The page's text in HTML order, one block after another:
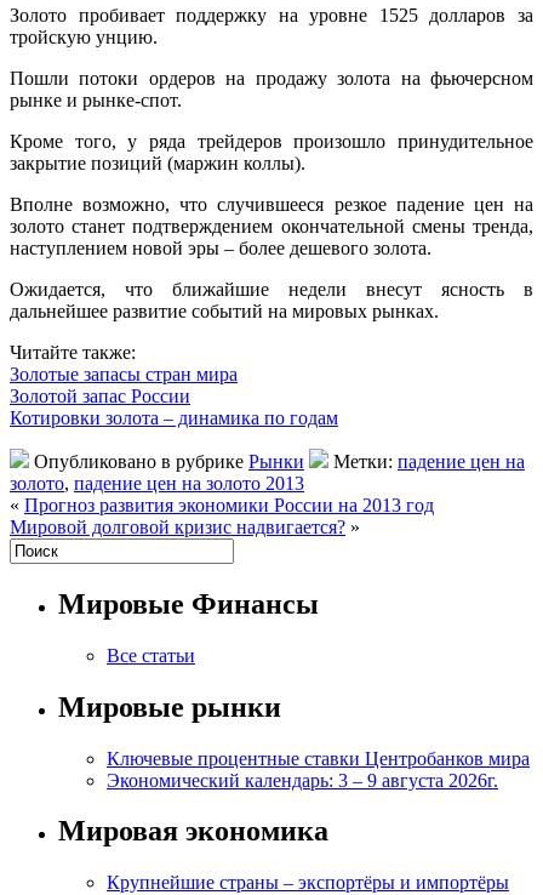
Золото пробивает поддержку на уровне 1525 долларов за
тройскую унцию.
Пошли потоки ордеров на продажу золота на фьючерсном
рынке и рынке-спот.
Кроме того, у ряда трейдеров произошло принудительное
закрытие позиций (маржин коллы).
Вполне возможно, что случившееся резкое падение цен на
золото станет подтверждением окончательной смены тренда,
наступлением новой эры – более дешевого золота.
Ожидается, что ближайшие недели внесут ясность в
дальнейшее развитие событий на мировых рынках.
Читайте также:
Золотые запасы стран мира
Золотой запас России
Котировки золота – динамика по годам
Опубликовано в рубрике Рынки Метки: падение цен на
золото, падение цен на золото 2013
« Прогноз развития экономики России на 2013 год
Мировой долговой кризис надвигается? »
Мировые Финансы
Все статьи
Мировые рынки
Ключевые процентные ставки Центробанков мира
Экономический календарь: 3 – 9 августа 2026г.
Мировая экономика
Крупнейшие страны – экспортёры и импортёры